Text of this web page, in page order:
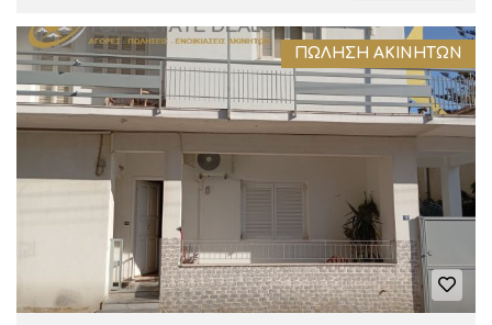
ΠΏΛΗΣΗ ΑΚΙΝΉΤΩΝ